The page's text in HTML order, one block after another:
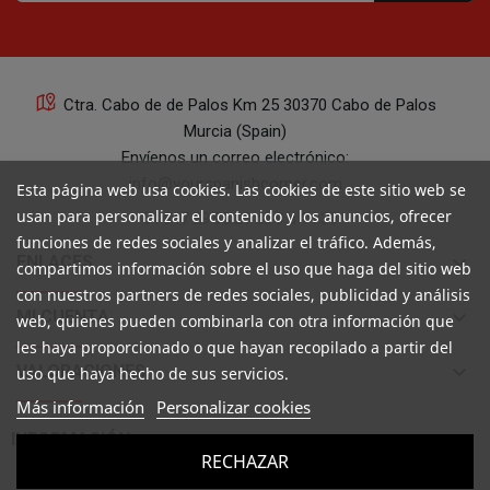
Ctra. Cabo de de Palos Km 25 30370 Cabo de Palos
Murcia (Spain)
Envíenos un correo electrónico:
info@yourspanishcorner.com
+34 647 29 98 21 de 9 a 14:30
ENLACES keyboard_arrow_down
MI CUENTA keyboard_arrow_down
VALORACIONES
INFORMACIÓN 
Esta página web usa cookies. Las cookies de este sitio web se
usan para personalizar el contenido y los anuncios, ofrecer
funciones de redes sociales y analizar el tráfico. Además,
compartimos información sobre el uso que haga del sitio web
con nuestros partners de redes sociales, publicidad y análisis
web, quienes pueden combinarla con otra información que
les haya proporcionado o que hayan recopilado a partir del
uso que haya hecho de sus servicios.
Más información Personalizar cookies
RECHAZAR